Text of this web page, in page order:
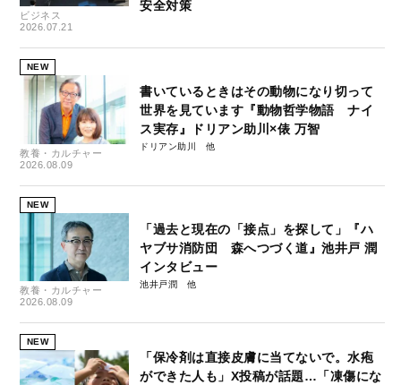
ビジネス
2026.07.21
安全対策
NEW
教養・カルチャー
2026.08.09
書いているときはその動物になり切って
世界を見ています『動物哲学物語 ナイ
ス実存』ドリアン助川×俵 万智
ドリアン助川
NEW
教養・カルチャー
2026.08.09
「過去と現在の「接点」を探して」『ハ
ヤブサ消防団 森へつづく道』池井戸 潤
インタビュー
池井戸潤
NEW
「保冷剤は直接皮膚に当てないで。水疱
ができた人も」X投稿が話題…「凍傷にな